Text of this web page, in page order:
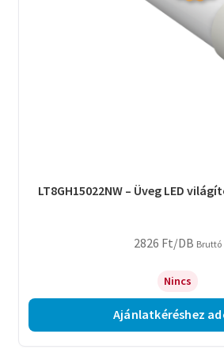
LT8GH15022NW – Üveg LED
2826 Ft/DB Bruttó
Nincs
Ajánlatkéréshez